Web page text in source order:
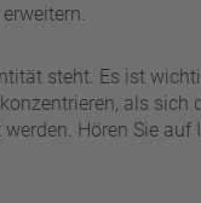
steht. Es ist
als sich
Hören Sie